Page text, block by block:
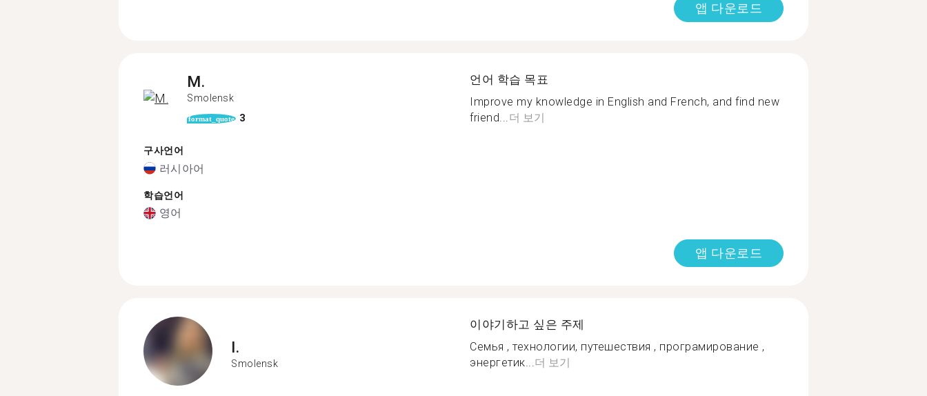
앱 다운로드
M.
Smolensk
format_quote 3
구사언어
러시아어
학습언어
영어
언어 학습 목표
Improve my knowledge in English and French, and find new
friend...더 보기
앱 다운로드
I.
Smolensk
이야기하고 싶은 주제
Семья , технологии, путешествия , програмирование ,
энергетик...더 보기